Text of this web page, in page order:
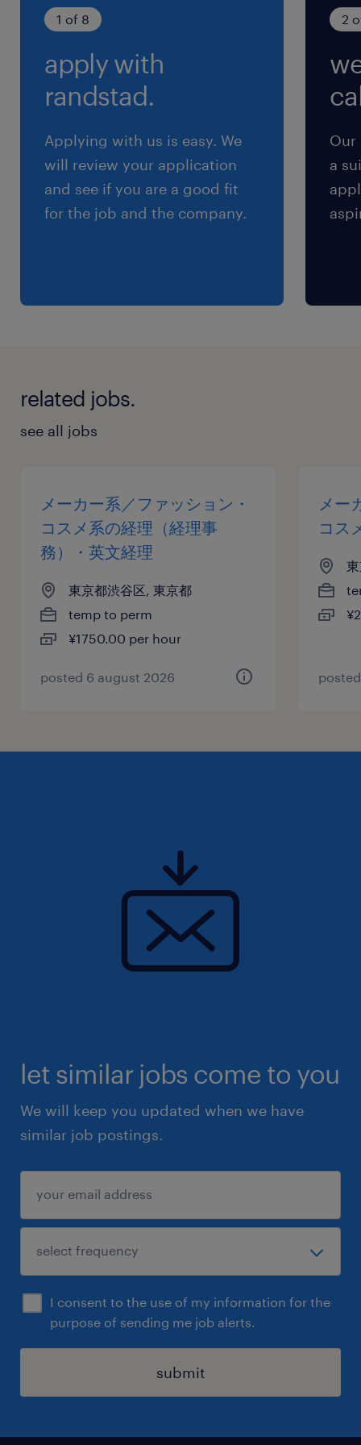
就業時間
（1）8:30-15:30（実働6時間00分・休憩60分）
（2）12:30-19:30（実働6時間00分・休憩60
分）
※各勤務時間内で、実働4h～6h。時間の調整
可。土日は(2)のパターンでも可
1 of 8
apply with
randstad.
Applying with us is easy. We
will review your application
and see if you are a good fit
for the job and the company.
2
Our
a
related jobs.
see all jobs
メーカー系／ファッション・
コスメ系の経理（経理事
務）・英文経理
東京都渋谷区, 東京都
temp to perm
¥1750.00 per hour
posted 6 august 2026
メー
コス
let similar jobs come to you
We will keep you updated when we have
similar job postings.
I consent to the use of my information for the
purpose of sending me job alerts.
submit